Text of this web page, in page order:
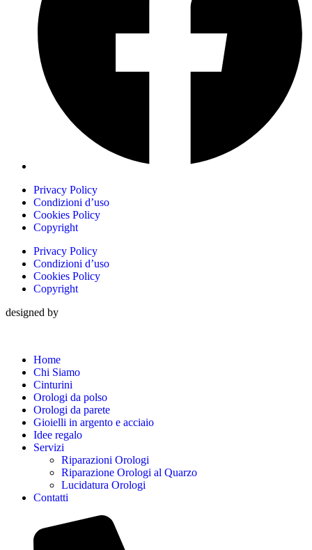
Privacy Policy
Condizioni d’uso
Cookies Policy
Copyright
Privacy Policy
Condizioni d’uso
Cookies Policy
Copyright
designed by
Home
Chi Siamo
Cinturini
Orologi da polso
Orologi da parete
Gioielli in argento e acciaio
Idee regalo
Servizi
Riparazioni Orologi
Riparazione Orologi al Quarzo
Lucidatura Orologi
Contatti